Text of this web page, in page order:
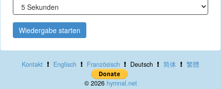
Wiedergabe starten
Kontakt Englisch Französisch Deutsch 简体 繁體
© 2026 hymnal.net